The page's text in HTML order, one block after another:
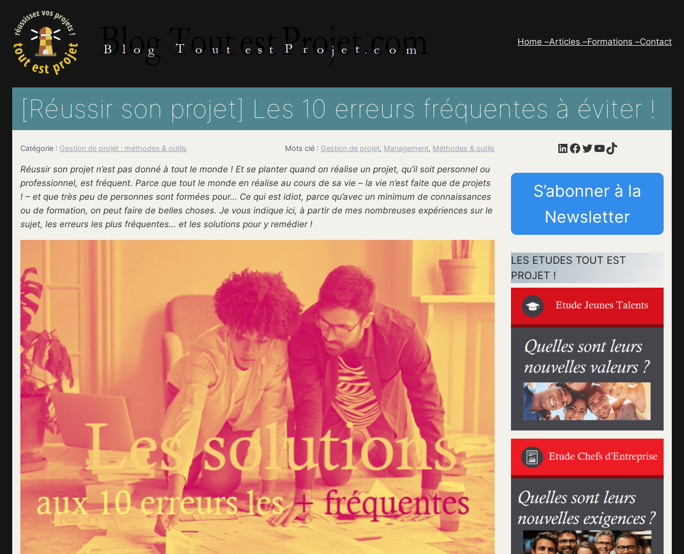
contenu
Home –Articles –Formations –Contact
[Réussir son projet] Les 10 erreurs fréquentes à éviter !
Catégorie : Gestion de projet : méthodes & outils Mots clé : Gestion de projet, Management, Méthodes & outils
Réussir son projet n’est pas donné à tout le monde ! Et se planter quand on réalise un projet, qu’il soit personnel ou
professionnel, est fréquent. Parce que tout le monde en réalise au cours de sa vie – la vie n’est faite que de projets
! – et que très peu de personnes sont formées pour… Ce qui est idiot, parce qu’avec un minimum de connaissances
ou de formation, on peut faire de belles choses. Je vous indique ici, à partir de mes nombreuses expériences sur le
sujet, les erreurs les plus fréquentes… et les solutions pour y remédier !
LinkedIn Facebook Twitter YouTube TikTok
S’abonner à la
Newsletter
LES ETUDES TOUT EST
PROJET !